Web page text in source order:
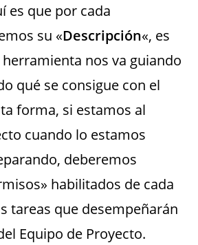
es que por cada
su «Descripción«, es
nos va guiando
qué se consigue con el
forma, si estamos al
cuando lo estamos
deberemos
habilitados de cada
tareas que desempeñarán
Equipo de Proyecto.